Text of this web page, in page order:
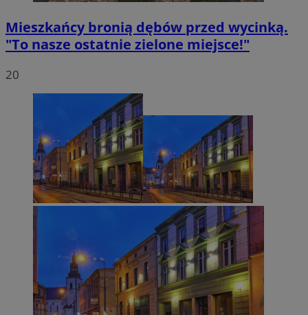
Mieszkańcy bronią dębów przed wycinką.
"To nasze ostatnie zielone miejsce!"
20